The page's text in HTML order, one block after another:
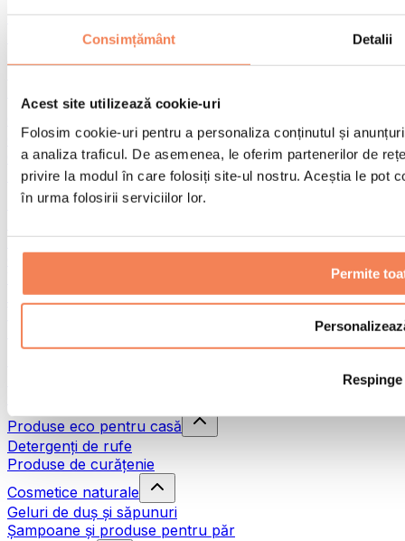
Consimțământ Detalii
Acest site utilizează cookie-uri
Folosim cookie-uri pentru a personaliza conținutul și
a analiza traficul. De asemenea, le oferim partenerilor de
privire la modul în care folosiți site-ul nostru. Aceștia le pot
în urma folosirii serviciilor lor.
Permite
Respinge
Ajutoare pentru reabilitare
Pistoale de masaj
Genți și accesorii pentru alimente
Genți pentru sala de sport
Rucsacuri
Accesorii în funcție de activitate
Sporturi de contact
Terapie prin frig
Produse eco pentru casă
Detergenți de rufe
Produse de curățenie
Cosmetice naturale
Geluri de duș și săpunuri
Șampoane și produse pentru păr